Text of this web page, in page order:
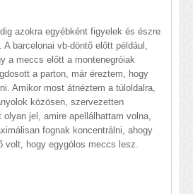
azokra egyébként figyelek és észre
barcelonai vb-döntő előtt például,
a meccs előtt a montenegróiak
a parton, már éreztem, hogy
Amikor most átnéztem a túloldalra,
közösen, szervezetten
jel, amire apellálhattam volna,
fognak koncentrálni, ahogy
volt, hogy egygólos meccs lesz.